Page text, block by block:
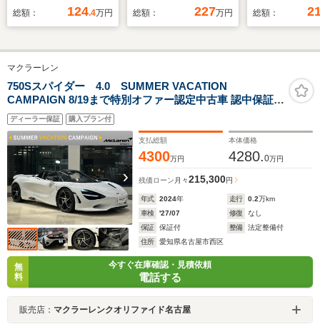
総額： 124.4万円 総額： 227万円
メETC両電扉
レ 新品フロ
ー LEDヘッ
ト オートラ
総額：
マクラーレン
750Sスパイダー 4.0 SUMMER VACATION
CAMPAIGN 8/19まで特別オファー認定中古車 認中保証2
年 フェンダルーバー OP約600万
ディーラー保証 購入プラン付
支払総額
4300万円
本体価格
4280.0万円
残価ローン 月々215,300円
年式 2024年 走行 0.2万km
車検
'27/07 修復
なし
保証
保証付 整備
法定整備付
住所
愛知県名古屋市西区
無
料
今すぐ在庫確認・見積依頼
電話する
販売店： マクラーレンクオリファイド名古屋